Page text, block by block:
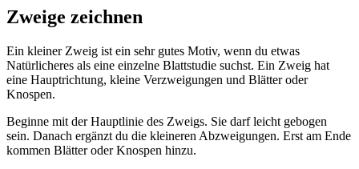
Zweige zeichnen
Ein kleiner Zweig ist ein sehr gutes Motiv, wenn du etwas
Natürlicheres als eine einzelne Blattstudie suchst. Ein Zweig hat
eine Hauptrichtung, kleine Verzweigungen und Blätter oder
Knospen.
Beginne mit der Hauptlinie des Zweigs. Sie darf leicht gebogen
sein. Danach ergänzt du die kleineren Abzweigungen. Erst am Ende
kommen Blätter oder Knospen hinzu.